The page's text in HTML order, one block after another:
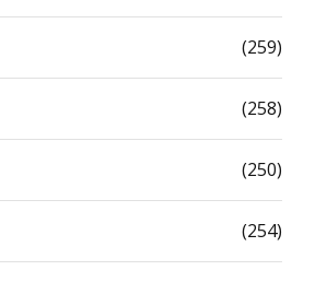
(259)
(258)
(250)
(254)